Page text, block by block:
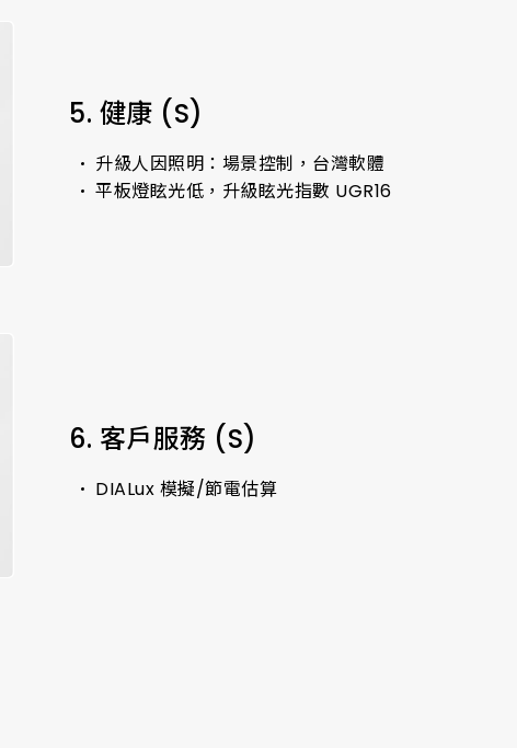
5. 健康 (S)
升級人因照明：場景控制，台灣軟體
平板燈眩光低，升級眩光指數 UGR16
6. 客戶服務 (S)
DIALux 模擬/節電估算